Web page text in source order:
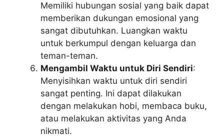
Memiliki hubungan sosial yang baik dapat
memberikan dukungan emosional yang
sangat dibutuhkan. Luangkan waktu
untuk berkumpul dengan keluarga dan
teman-teman.
Mengambil Waktu untuk Diri Sendiri:
Menyisihkan waktu untuk diri sendiri
sangat penting. Ini dapat dilakukan
dengan melakukan hobi, membaca buku,
atau melakukan aktivitas yang Anda
nikmati.